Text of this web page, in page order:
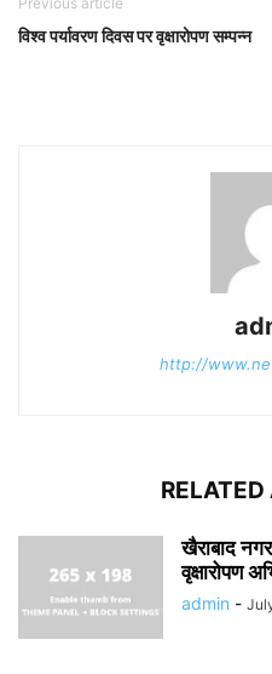
विश्व पर्यावरण दिवस पर वृक्षारोपण सम्पन्न
http://
खैराबाद
वृक्षारोपण
admin -